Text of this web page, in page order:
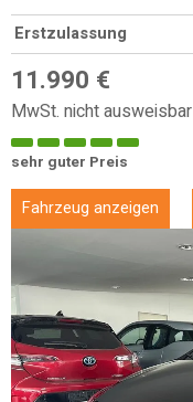
Erstzulassung
11.990 €
MwSt. nicht ausweisbar
sehr guter Preis
Fahrzeug anzeigen